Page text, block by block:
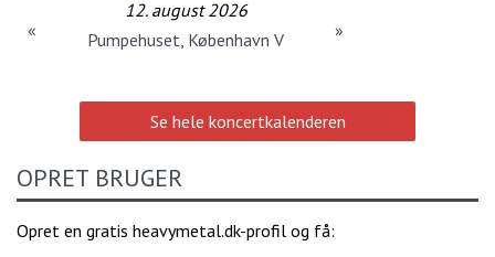
12. august 2026
Pumpehuset, København V
« »
Se hele koncertkalenderen
OPRET BRUGER
Opret en gratis heavymetal.dk-profil og få: